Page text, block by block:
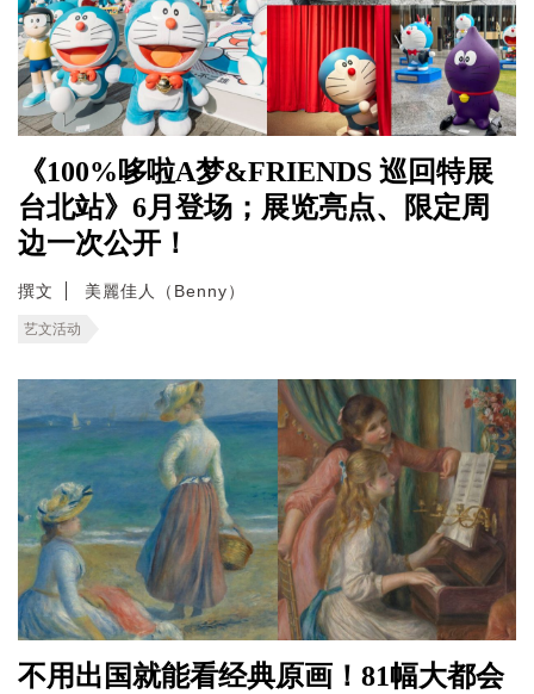
《100%哆啦A梦&FRIENDS 巡回特展
台北站》6月登场；展览亮点、限定周
边一次公开！
撰文 美麗佳人（Benny）
艺文活动
不用出国就能看经典原画！81幅大都会